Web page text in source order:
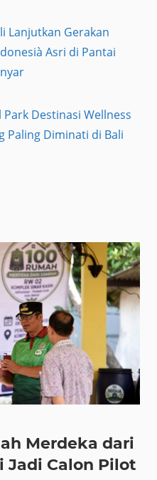
Lanjutkan Gerakan
Asri di Pantai
Park Destinasi Wellness
Paling Diminati di Bali
Merdeka dari
Jadi Calon Pilot